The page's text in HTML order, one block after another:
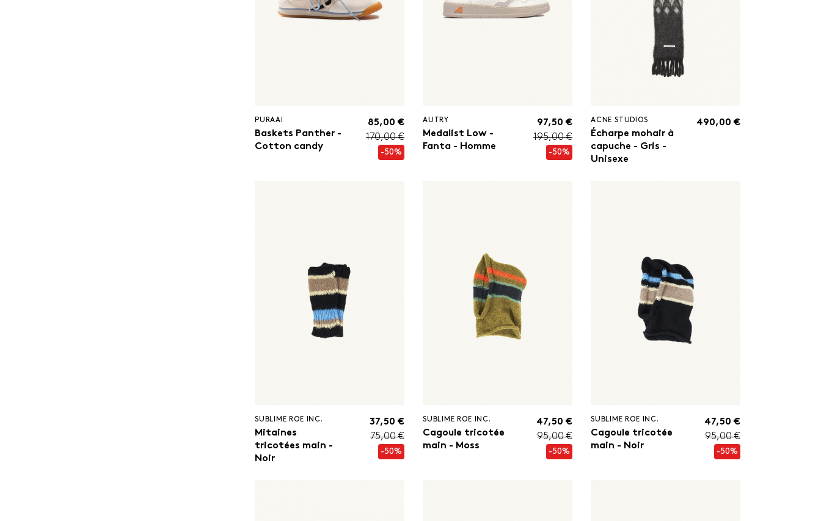
PURAAI
Baskets Panther -
Cotton candy
85,00 €
170,00 €
-50%
AUTRY
Medalist Low -
Fanta - Homme
97,50 €
195,00 €
-50%
ACNE STUDIOS
Écharpe mohair à
capuche - Gris -
Unisexe
490,00 €
SUBLIME ROE INC.
Mitaines
tricotées main -
Noir
37,50 €
75,00 €
-50%
SUBLIME ROE INC.
Cagoule tricotée
main - Moss
47,50 €
95,00 €
-50%
SUBLIME ROE INC.
Cagoule tricotée
main - Noir
47,50 €
95,00 €
-50%